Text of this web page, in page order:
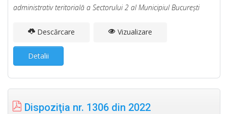
administrativ teritorială a Sectorului 2 al Municipiul Bucureşti
Descărcare Vizualizare
Detalii
Dispoziţia nr. 1306 din 2022